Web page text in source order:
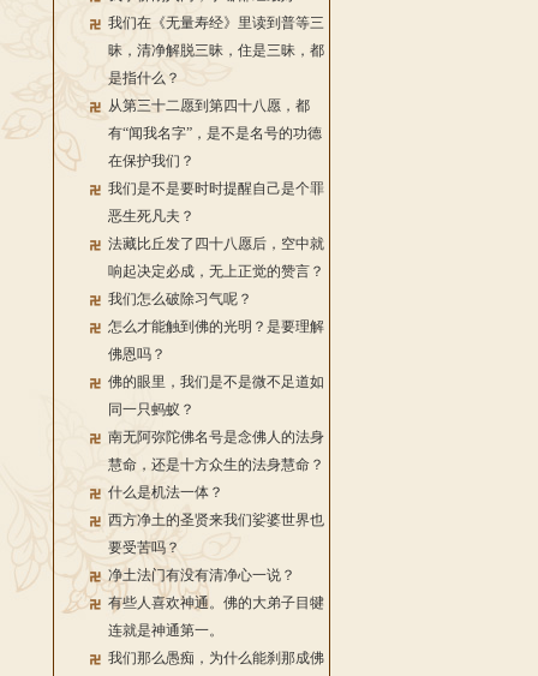
我们在《无量寿经》里读到普等三
昧，清净解脱三昧，住是三昧，都
是指什么？
从第三十二愿到第四十八愿，都
有“闻我名字”，是不是名号的功德
在保护我们？
我们是不是要时时提醒自己是个罪
恶生死凡夫？
法藏比丘发了四十八愿后，空中就
响起决定必成，无上正觉的赞言？
我们怎么破除习气呢？
怎么才能触到佛的光明？是要理解
佛恩吗？
佛的眼里，我们是不是微不足道如
同一只蚂蚁？
南无阿弥陀佛名号是念佛人的法身
慧命，还是十方众生的法身慧命？
什么是机法一体？
西方净土的圣贤来我们娑婆世界也
要受苦吗？
净土法门有没有清净心一说？
有些人喜欢神通。佛的大弟子目犍
连就是神通第一。
我们那么愚痴，为什么能刹那成佛